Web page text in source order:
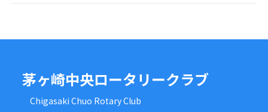
茅ヶ崎中央ロータリークラブ
Chigasaki Chuo Rotary Club